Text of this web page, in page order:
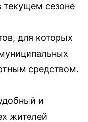
текущем сезоне
для которых
средством.
и
жителей